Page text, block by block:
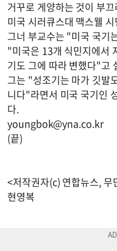
거꾸로 게양하는 것이 부
미국 시러큐스대 맥스웰
그너 부교수는 "미국 국기
"미국은 13개 식민지에서
기도 그에 따라 변했다"고
그는 "성조기는 마가 깃발
니다"라면서 미국 국기인
다.
youngbok@yna.co.kr
(끝)
<저작권자(c) 연합뉴스,
현영복